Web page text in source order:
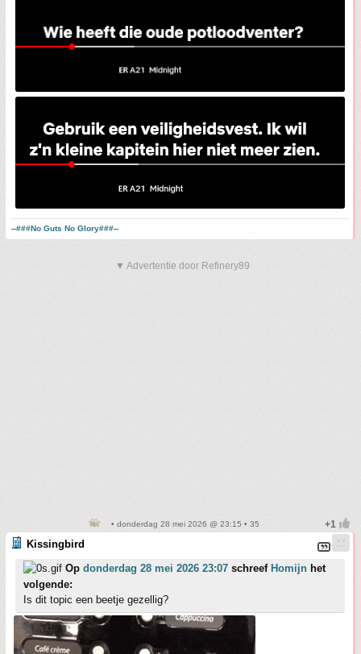
--###No Guts No Glory###--
▼ Advertentie door Refinery89
• donderdag 28 mei 2026 @ 23:15 • 35
Kissingbird
Op donderdag 28 mei 2026 23:07 schreef Homijn het
volgende:
Is dit topic een beetje gezellig?